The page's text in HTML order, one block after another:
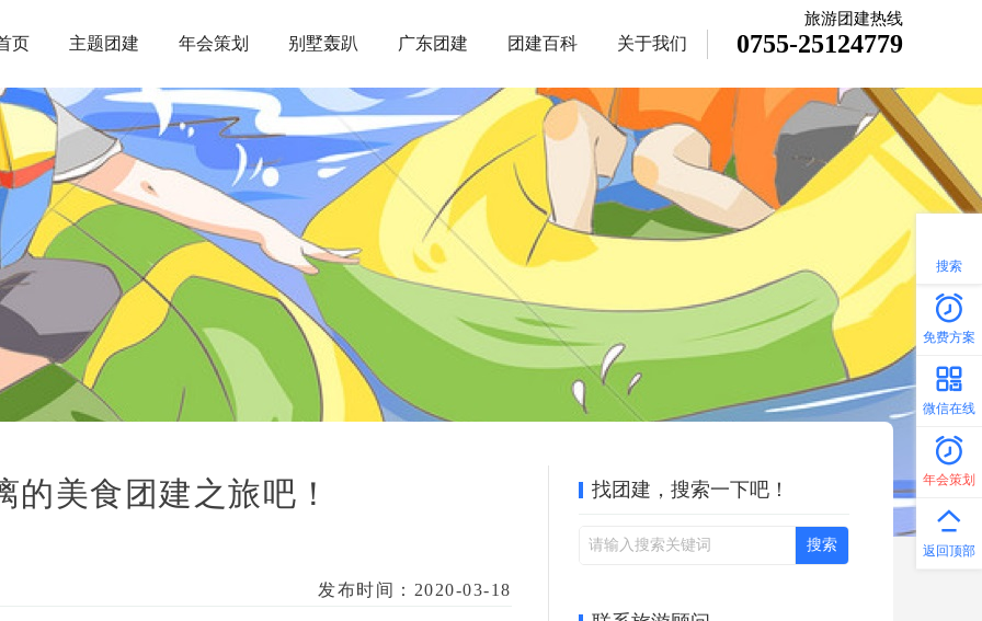
页 主题团建 年会策划 别墅轰趴 广东团建 团建百科 关于我们
旅游团建热线
0755-25124779
免费方案
微信在线
年会策划
返回顶部
搜索
美食团建之旅吧！
发布时间：2020-03-18
找团建，搜索一下吧！